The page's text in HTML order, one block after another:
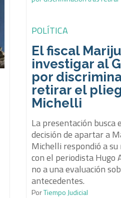
POLÍTICA
El fiscal
investigar al
por
retirar el
Michelli
La presentación busca
decisión de apartar a
Michelli respondió a
con el periodista Hugo
no a una evaluación
antecedentes.
PorTiempo Judicial